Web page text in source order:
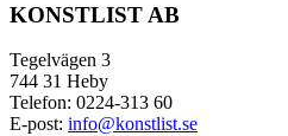
KONSTLIST AB
Tegelvägen 3
744 31 Heby
Telefon: 0224-313 60
E-post: info@konstlist.se